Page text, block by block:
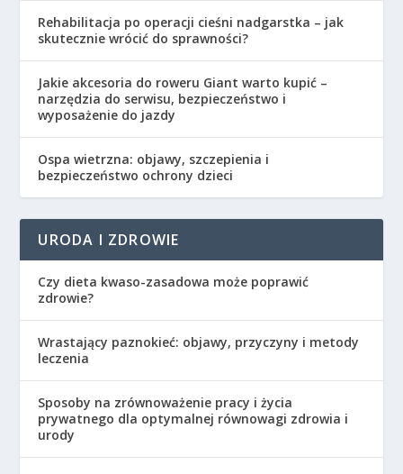
Rehabilitacja po operacji cieśni nadgarstka – jak
skutecznie wrócić do sprawności?
Jakie akcesoria do roweru Giant warto kupić –
narzędzia do serwisu, bezpieczeństwo i
wyposażenie do jazdy
Ospa wietrzna: objawy, szczepienia i
bezpieczeństwo ochrony dzieci
URODA I ZDROWIE
Czy dieta kwaso-zasadowa może poprawić
zdrowie?
Wrastający paznokieć: objawy, przyczyny i metody
leczenia
Sposoby na zrównoważenie pracy i życia
prywatnego dla optymalnej równowagi zdrowia i
urody